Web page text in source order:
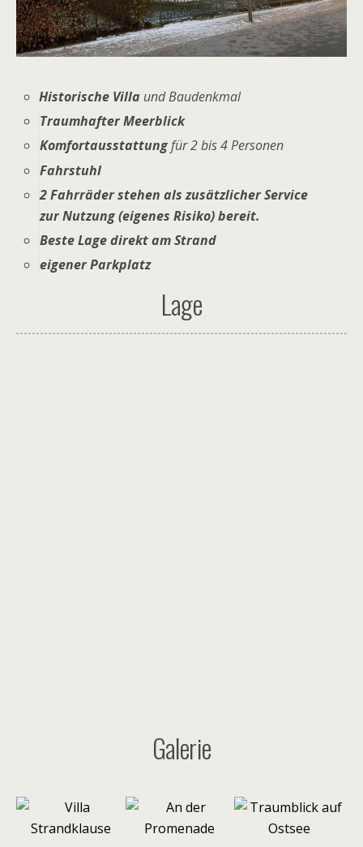
Historische Villa und Baudenkmal
Traumhafter Meerblick
Komfortausstattungfür 2 bis 4 Personen
Fahrstuhl
2 Fahrräder stehen als zusätzlicher Service
zur Nutzung (eigenes Risiko) bereit.
Beste Lage direkt am Strand
eigener Parkplatz
Lage
Galerie